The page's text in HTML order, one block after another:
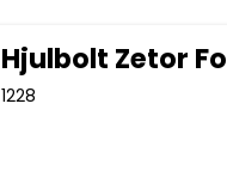
Hjulbolt Zetor
1228